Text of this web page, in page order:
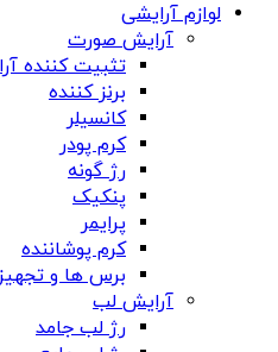
لوازم آرایشی
آرایش صورت
تثبیت کننده
برنز کننده
کانسیلر
کرم پودر
رژ گونه
پنکیک
پرایمر
کرم پوشاننده
برس ها و
آرایش لب
رژ لب جامد